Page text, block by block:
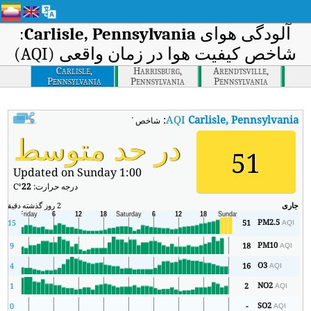
آلودگی هوای Carlisle, Pennsylvania
:
شاخص کیفیت هوا در زمان واقعی (AQI)
Carlisle,
Pennsylvania
Harrisburg,
Pennsylvania
Arendtsville,
Pennsylvania
AQICarlisle, Pennsylvania
: شاخص کیفیت هوای بی‌درنگ Carlisle, Pennsylvania (AQI).
51 در حد متوسط
Updated on Sunday 1:00
درجه حرارت:22
°C
جاری 2 روز گذشته دقیقه
PM2.5AQI
51
15
PM10AQI
18
9
O3AQI
16
4
NO2AQI
2
1
SO2AQI
0